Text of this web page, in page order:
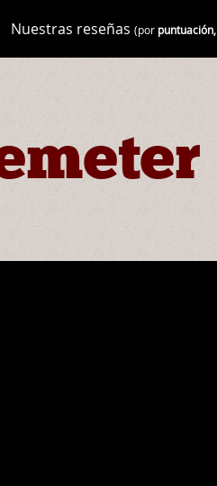
Nuestras reseñas (por puntuación,